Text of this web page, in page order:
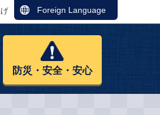
Foreign Language
防災・安全・安心